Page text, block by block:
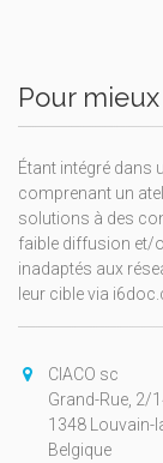
Pour
Étant intégré dans
comprenant un
solutions à des
faible diffusion et/
inadaptés aux
leur cible via
CIACO sc
Grand-Rue, 2/
1348 Louvain-
Belgique